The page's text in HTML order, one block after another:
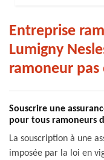
Entreprise
Lumigny
ramoneur pas
Souscrire une
pour tous ramoneurs
La souscription à une
imposée par la loi en